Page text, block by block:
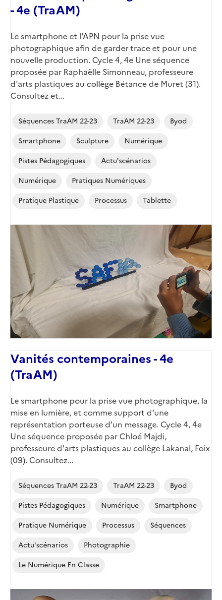
- 4e (TraAM)
Corps
Le smartphone et l'APN pour la prise vue
photographique afin de garder trace et pour une
nouvelle production. Cycle 4, 4e Une séquence
proposée par Raphaëlle Simonneau, professeure
d'arts plastiques au collège Bétance de Muret (31).
Consultez et...
Séquences TraAM 22-23 TraAM 22-23
Byod
Smartphone
Sculpture
Numérique
Pistes Pédagogiques
Actu'scénarios
Numérique
Pratiques Numériques
Pratique Plastique
Processus Tablette
Image
de
couverture
(conseillée)
Vanités contemporaines - 4e
(TraAM)
Corps
Le smartphone pour la prise vue photographique, la
mise en lumière, et comme support d'une
représentation porteuse d'un message. Cycle 4, 4e
Une séquence proposée par Chloé Majdi,
professeure d'arts plastiques au collège Lakanal, Foix
(09). Consultez...
Séquences TraAM 22-23 TraAM 22-23
Byod
Pistes Pédagogiques
Numérique
Smartphone
Pratique Numérique
Processus
Séquences
Actu'scénarios
Photographie
Le Numérique En Classe